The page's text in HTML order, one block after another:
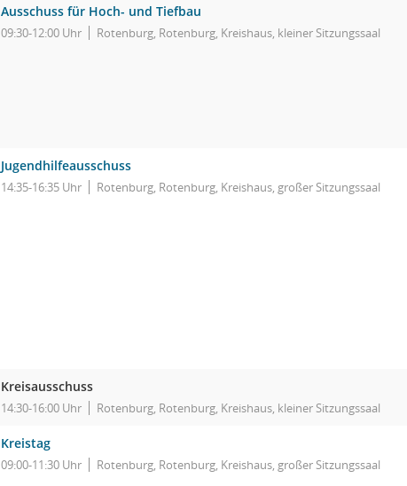
Ausschuss für Hoch- und Tiefbau
09:30-12:00 Uhr Rotenburg, Rotenburg, Kreishaus, kleiner Sitzungssaal
Jugendhilfeausschuss
14:35-16:35 Uhr Rotenburg, Rotenburg, Kreishaus, großer Sitzungssaal
Kreisausschuss
14:30-16:00 Uhr Rotenburg, Rotenburg, Kreishaus, kleiner Sitzungssaal
Kreistag
09:00-11:30 Uhr Rotenburg, Rotenburg, Kreishaus, großer Sitzungssaal